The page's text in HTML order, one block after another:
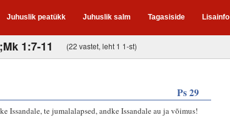
Juhuslik peatükk Juhuslik salm Tagasiside Lisainfo
1:7-11 (22 vastet, leht 1 1-st)
Ps 29
Issandale, te jumalalapsed, andke Issandale au ja võimus!